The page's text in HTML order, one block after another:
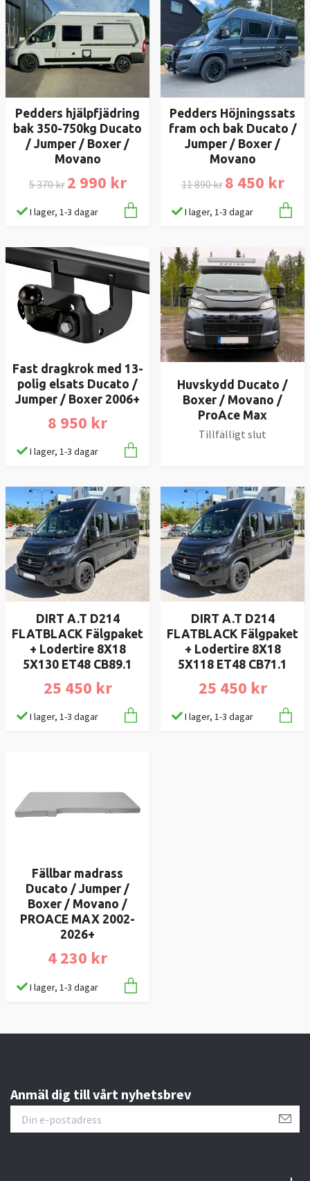
Pedders hjälpfjädring
bak 350-750kg Ducato
/ Jumper / Boxer /
Movano
5 370 kr 2 990 kr
I lager, 1-3 dagar
Pedders Höjningssats
fram och bak Ducato /
Jumper / Boxer /
Movano
11 890 kr 8 450 kr
I lager, 1-3 dagar
Fast dragkrok med 13-
polig elsats Ducato /
Jumper / Boxer 2006+
8 950 kr
I lager, 1-3 dagar
Huvskydd Ducato /
Boxer / Movano /
ProAce Max
Tillfälligt slut
DIRT A.T D214
FLATBLACK Fälgpaket
+ Lodertire 8X18
5X130 ET48 CB89.1
25 450 kr
I lager, 1-3 dagar
DIRT A.T D214
FLATBLACK Fälgpaket
+ Lodertire 8X18
5X118 ET48 CB71.1
25 450 kr
I lager, 1-3 dagar
Fällbar madrass
Ducato / Jumper /
Boxer / Movano /
PROACE MAX 2002-
2026+
4 230 kr
I lager, 1-3 dagar
Anmäl dig till vårt nyhetsbrev